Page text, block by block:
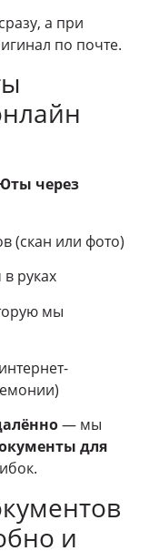
а при
по почте.
через
(скан или фото)
руках
мы
— мы
для
и